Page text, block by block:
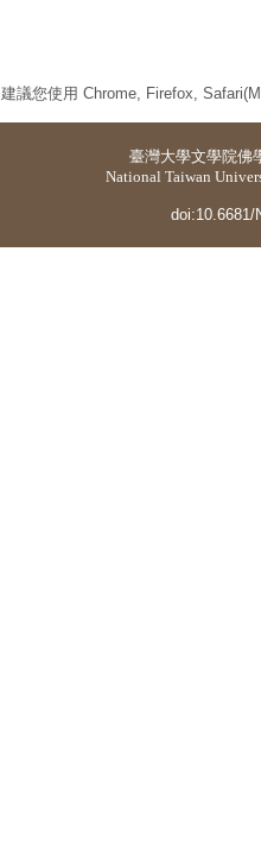
建議您使用 Chrome, Firefox,
臺灣大學文學院佛
National Taiwan
doi:10.6681/